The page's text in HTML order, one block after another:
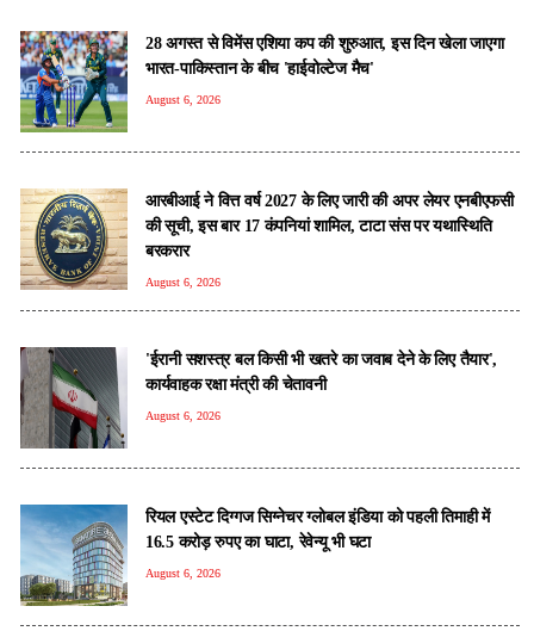
28 अगस्त से विमेंस एशिया कप की शुरुआत, इस दिन खेला जाएगा
भारत-पाकिस्तान के बीच 'हाईवोल्टेज मैच'
August 6, 2026
आरबीआई ने वित्त वर्ष 2027 के लिए जारी की अपर लेयर एनबीएफसी
की सूची, इस बार 17 कंपनियां शामिल, टाटा संस पर यथास्थिति
बरकरार
August 6, 2026
'ईरानी सशस्त्र बल किसी भी खतरे का जवाब देने के लिए तैयार',
कार्यवाहक रक्षा मंत्री की चेतावनी
August 6, 2026
रियल एस्टेट दिग्गज सिग्नेचर ग्लोबल इंडिया को पहली तिमाही में
16.5 करोड़ रुपए का घाटा, रेवेन्यू भी घटा
August 6, 2026